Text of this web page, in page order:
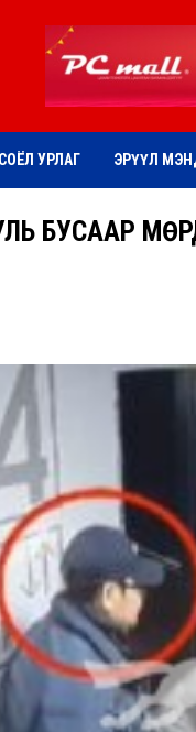
СОЁЛ УРЛАГ ЭРҮҮЛ
БУСААР